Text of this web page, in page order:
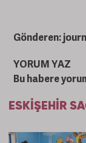
Gönderen:
YORUM YAZ
Bu habere
ESKIŞEHIR